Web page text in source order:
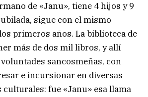
de «Janu», tiene 4 hijos y 9
sigue con el mismo
primeros años. La biblioteca de
más de dos mil libros, y allí
sancosmeñas, con
e incursionar en diversas
fue «Janu» esa llama